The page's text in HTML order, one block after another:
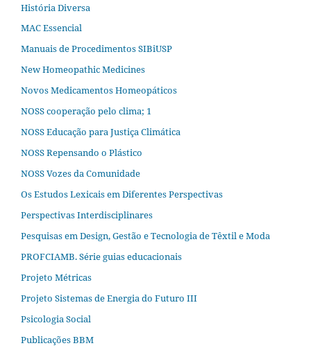
História Diversa
MAC Essencial
Manuais de Procedimentos SIBiUSP
New Homeopathic Medicines
Novos Medicamentos Homeopáticos
NOSS cooperação pelo clima; 1
NOSS Educação para Justiça Climática
NOSS Repensando o Plástico
NOSS Vozes da Comunidade
Os Estudos Lexicais em Diferentes Perspectivas
Perspectivas Interdisciplinares
Pesquisas em Design, Gestão e Tecnologia de Têxtil e Moda
PROFCIAMB. Série guias educacionais
Projeto Métricas
Projeto Sistemas de Energia do Futuro III
Psicologia Social
Publicações BBM